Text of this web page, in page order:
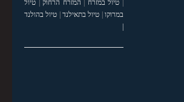
| טיול במזרח | המזרח הרחוק| טיול
במרוקו| טיול בתאילנד| טיול בהולנד
|